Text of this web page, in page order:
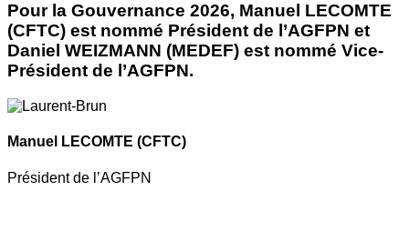
Pour la Gouvernance 2026, Manuel LECOMTE
(CFTC) est nommé Président de l’AGFPN et
Daniel WEIZMANN (MEDEF) est nommé Vice-
Président de l’AGFPN.
Manuel LECOMTE (CFTC)
Président de l’AGFPN